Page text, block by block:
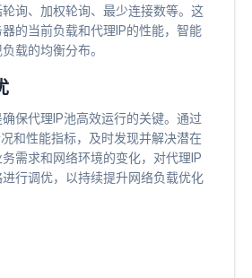
询、加权轮询、最少连接数等。这
的当前负载和代理IP的性能，智能
载的均衡分布。
保代理IP池高效运行的关键。通过
和性能指标，及时发现并解决潜在
需求和网络环境的变化，对代理IP
行调优，以持续提升网络负载优化